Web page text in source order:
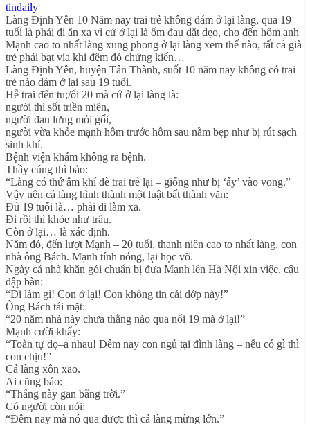
tindaily
Làng Định Yên 10 Năm nay trai trẻ không dám ở lại làng, qua 19
tuổi là phải đi ăn xa vì cứ ở lại là ốm đau dặt dẹo, cho đến hôm anh
Mạnh cao to nhất làng xung phong ở lại làng xem thế nào, tất cả già
trẻ phải bạt vía khi đêm đó chứng kiến…
Làng Định Yên, huyện Tân Thành, suốt 10 năm nay không có trai
trẻ nào dám ở lại sau 19 tuổi.
Hễ trai đến tu;/ổi 20 mà cứ ở lại làng là:
người thì sốt triền miên,
người đau lưng mỏi gối,
người vừa khỏe mạnh hôm trước hôm sau nằm bẹp như bị rút sạch
sinh khí.
Bệnh viện khám không ra bệnh.
Thầy cúng thì bảo:
“Làng có thứ âm khí đè trai trẻ lại – giống như bị ‘ấy’ vào vong.”
Vậy nên cả làng hình thành một luật bất thành văn:
Đủ 19 tuổi là… phải đi làm xa.
Đi rồi thì khỏe như trâu.
Còn ở lại… là xác định.
Năm đó, đến lượt Mạnh – 20 tuổi, thanh niên cao to nhất làng, con
nhà ông Bách. Mạnh tính nóng, lại học võ.
Ngày cả nhà khăn gói chuẩn bị đưa Mạnh lên Hà Nội xin việc, cậu
đập bàn:
“Đi làm gì! Con ở lại! Con không tin cái dớp này!”
Ông Bách tái mặt:
“20 năm nhà này chưa thằng nào qua nổi 19 mà ở lại!”
Mạnh cười khẩy:
“Toàn tự dọ–a nhau! Đêm nay con ngủ tại đình làng – nếu có gì thì
con chịu!”
Cả làng xôn xao.
Ai cũng bảo:
“Thằng này gan bằng trời.”
Có người còn nói:
“Đêm nay mà nó qua được thì cả làng mừng lớn.”